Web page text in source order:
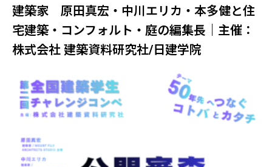
建築家 原田真宏・中川エリカ・本多健と住
宅建築・コンフォルト・庭の編集長｜主催：
株式会社 建築資料研究社/日建学院